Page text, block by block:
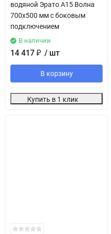
водяной Эрато А15 Волна
700х500 мм с боковым
подключением
В наличии
14 417 ₽ / шт
В корзину
Купить в 1 клик